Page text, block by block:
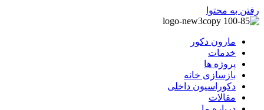
رفتن به محتوا
مارون دکور
خدمات
پروژه ها
بازسازی خانه
دکوراسیون داخلی
مقالات